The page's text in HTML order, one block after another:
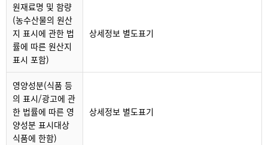
원재료명 및 함량
(농수산물의 원산
지 표시에 관한 법
률에 따른 원산지
표시 포함)
상세정보 별도표기
영양성분(식품 등
의 표시/광고에 관
한 법률에 따른 영
양성분 표시대상
식품에 한함)
상세정보 별도표기